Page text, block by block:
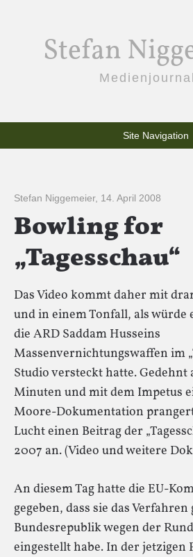
Stefan
Site Navigation
Stefan Niggemeier, 14. April 2008
Bowling for
„Tagesschau“
Das Video kommt daher mit
und in einem Tonfall, als würde
die ARD Saddam Husseins
Massenvernichtungswaffen im
Studio versteckt hatte.
Minuten und mit dem Impetus
Moore-Dokumentation
Lucht einen Beitrag der
2007 an. (Video und weitere
An diesem Tag hatte die EU-
gegeben, dass sie das Verfahren
Bundesrepublik wegen der
eingestellt habe. In der jetzigen